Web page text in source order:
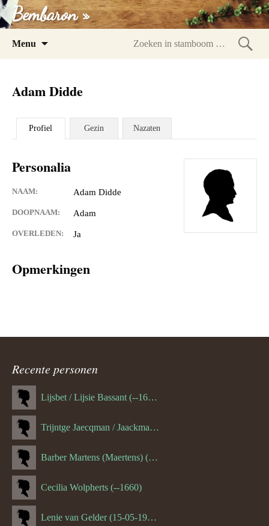
Bembaron »
Menu
Adam Didde
Profiel Gezin Nazaten
Personalia
NAAM: Adam Didde
DOOPNAAM: Adam
OVERLEDEN: Ja
Opmerkingen
Recente personen
Lijsbet / Lijsie Bassant (--1687)
Trijntge Jaecqman / Jaackman (--1651)
Barber Martens (Maertens) (--1658)
Cecilia Wolpherts (--1660)
Lenie van Gelder (15-05-1970)